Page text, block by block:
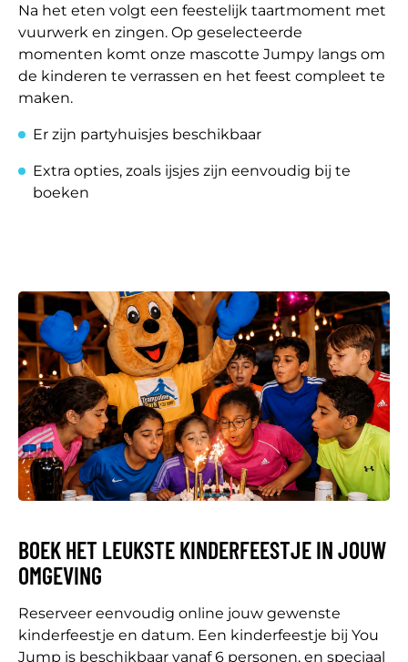
Na het eten volgt een feestelijk taartmoment met
vuurwerk en zingen. Op geselecteerde
momenten komt onze mascotte Jumpy langs om
de kinderen te verrassen en het feest compleet te
maken.
Er zijn partyhuisjes beschikbaar
Extra opties, zoals ijsjes zijn eenvoudig bij te
boeken
BOEK HET LEUKSTE KINDERFEESTJE IN JOUW
OMGEVING
Reserveer eenvoudig online jouw gewenste
kinderfeestje en datum. Een kinderfeestje bij You
Jump is beschikbaar vanaf 6 personen, en speciaal